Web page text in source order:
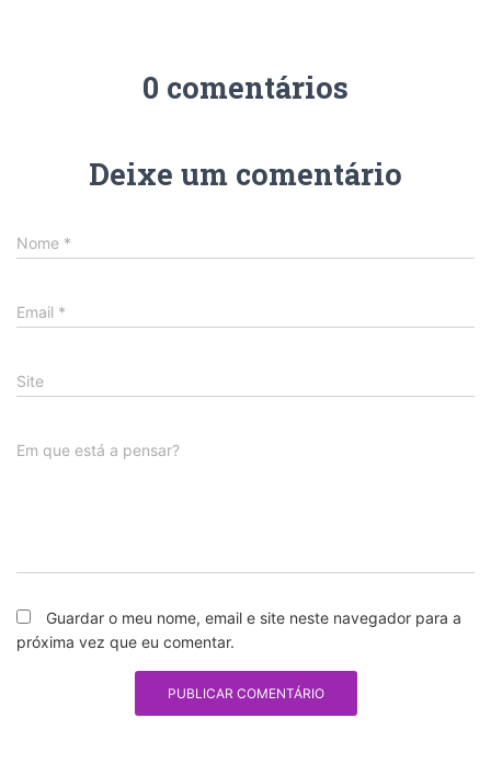
0 comentários
Deixe um comentário
Nome *
Email *
Site
Em que está a pensar?
Guardar o meu nome, email e site neste navegador para a
próxima vez que eu comentar.